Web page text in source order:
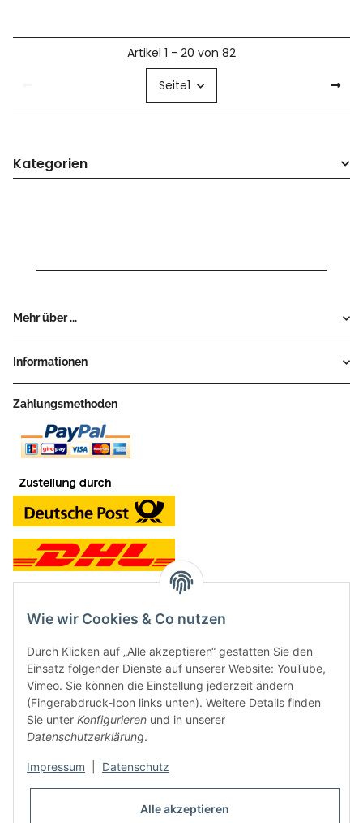
Artikel 1 - 20 von 82
Seite1
Kategorien
Mehr über ...
Informationen
Zahlungsmethoden
Neben dem Onlineshop haben wir ein Ladengeschäft in Hütten:
Frontline Games
Färbereiweg 3A
24358 Hütten
Oder mit Terminvereinbarung
Wie wir Cookies & Co nutzen
Durch Klicken auf „Alle akzeptieren“ gestatten Sie den
Einsatz folgender Dienste auf unserer Website: YouTube,
Vimeo. Sie können die Einstellung jederzeit ändern
(Fingerabdruck-Icon links unten). Weitere Details finden
Sie unter Konfigurieren und in unserer
Datenschutzerklärung.
Impressum Datenschutz
Alle akzeptieren